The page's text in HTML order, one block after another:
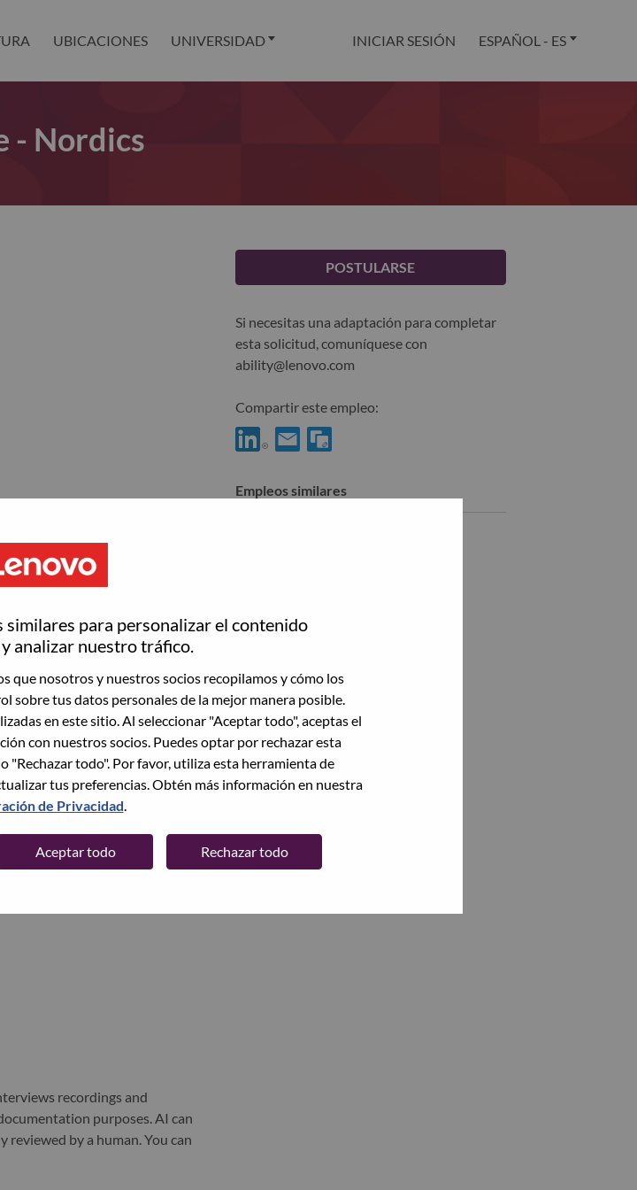
similares para personalizar el contenido
analizar nuestro tráfico.
que nosotros y nuestros socios recopilamos y cómo los
sobre tus datos personales de la mejor manera posible.
en este sitio. Al seleccionar "Aceptar todo", aceptas el
con nuestros socios. Puedes optar por rechazar esta
"Rechazar todo". Por favor, utiliza esta herramienta de
tus preferencias. Obtén más información en nuestra
de Privacidad.
Aceptar todo Rechazar todo
UBICACIONES UNIVERSIDAD INICIAR SESIÓN ESPAÑOL - ES
- Nordics
customers.
#153 in the Fortune Global
on a bold vision to deliver
largest PC company with a full-
workstations, smartphones,
and software defined
in world-changing
for everyone, everywhere.
Limited (HKSE: 992) (ADR:
building a more inclusive,
visit
recordings and
purposes. AI can
reviewed by a human. You can
POSTULARSE
Si necesitas una adaptación para completar
esta solicitud, comuníquese con
ability@lenovo.com
Compartir este empleo:
Empleos similares